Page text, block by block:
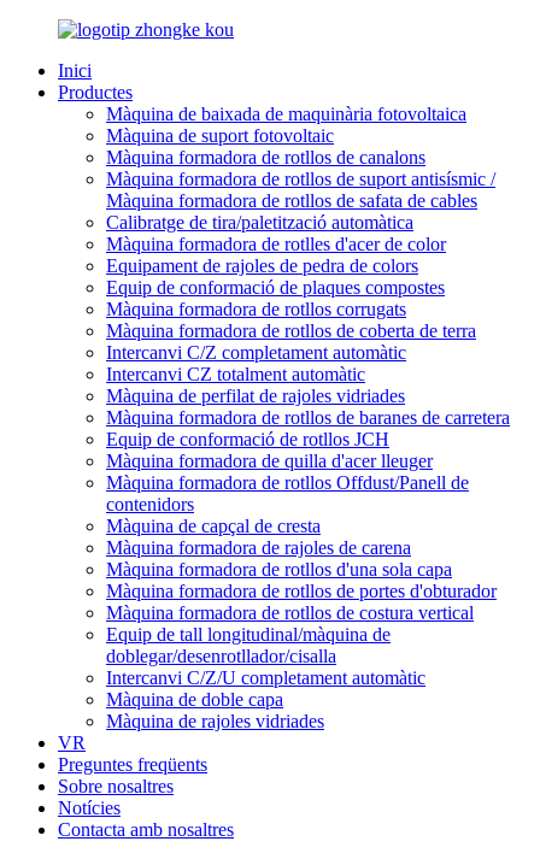
Inici
Productes
Màquina de baixada de maquinària fotovoltaica
Màquina de suport fotovoltaic
Màquina formadora de rotllos de canalons
Màquina formadora de rotllos de suport antisísmic /
Màquina formadora de rotllos de safata de cables
Calibratge de tira/paletització automàtica
Màquina formadora de rotlles d'acer de color
Equipament de rajoles de pedra de colors
Equip de conformació de plaques compostes
Màquina formadora de rotllos corrugats
Màquina formadora de rotllos de coberta de terra
Intercanvi C/Z completament automàtic
Intercanvi CZ totalment automàtic
Màquina de perfilat de rajoles vidriades
Màquina formadora de rotllos de baranes de carretera
Equip de conformació de rotllos JCH
Màquina formadora de quilla d'acer lleuger
Màquina formadora de rotllos Offdust/Panell de
contenidors
Màquina de capçal de cresta
Màquina formadora de rajoles de carena
Màquina formadora de rotllos d'una sola capa
Màquina formadora de rotllos de portes d'obturador
Màquina formadora de rotllos de costura vertical
Equip de tall longitudinal/màquina de
doblegar/desenrotllador/cisalla
Intercanvi C/Z/U completament automàtic
Màquina de doble capa
Màquina de rajoles vidriades
VR
Preguntes freqüents
Sobre nosaltres
Notícies
Contacta amb nosaltres